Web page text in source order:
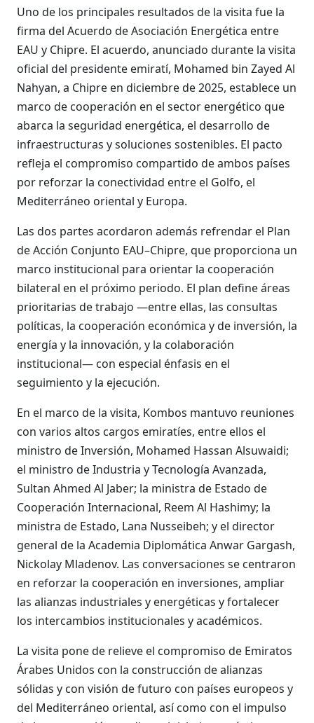
Uno de los principales resultados de la visita fue la
firma del Acuerdo de Asociación Energética entre
EAU y Chipre. El acuerdo, anunciado durante la visita
oficial del presidente emiratí, Mohamed bin Zayed Al
Nahyan, a Chipre en diciembre de 2025, establece un
marco de cooperación en el sector energético que
abarca la seguridad energética, el desarrollo de
infraestructuras y soluciones sostenibles. El pacto
refleja el compromiso compartido de ambos países
por reforzar la conectividad entre el Golfo, el
Mediterráneo oriental y Europa.
Las dos partes acordaron además refrendar el Plan
de Acción Conjunto EAU–Chipre, que proporciona un
marco institucional para orientar la cooperación
bilateral en el próximo periodo. El plan define áreas
prioritarias de trabajo —entre ellas, las consultas
políticas, la cooperación económica y de inversión, la
energía y la innovación, y la colaboración
institucional— con especial énfasis en el
seguimiento y la ejecución.
En el marco de la visita, Kombos mantuvo reuniones
con varios altos cargos emiratíes, entre ellos el
ministro de Inversión, Mohamed Hassan Alsuwaidi;
el ministro de Industria y Tecnología Avanzada,
Sultan Ahmed Al Jaber; la ministra de Estado de
Cooperación Internacional, Reem Al Hashimy; la
ministra de Estado, Lana Nusseibeh; y el director
general de la Academia Diplomática Anwar Gargash,
Nickolay Mladenov. Las conversaciones se centraron
en reforzar la cooperación en inversiones, ampliar
las alianzas industriales y energéticas y fortalecer
los intercambios institucionales y académicos.
La visita pone de relieve el compromiso de Emiratos
Árabes Unidos con la construcción de alianzas
sólidas y con visión de futuro con países europeos y
del Mediterráneo oriental, así como con el impulso